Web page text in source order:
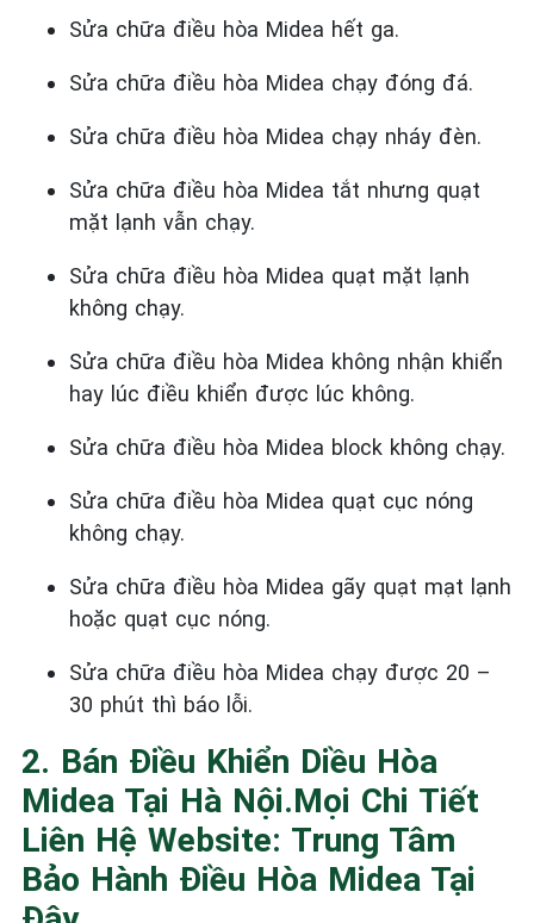
Sửa chữa điều hòa Midea hết ga.
Sửa chữa điều hòa Midea chạy đóng đá.
Sửa chữa điều hòa Midea chạy nháy đèn.
Sửa chữa điều hòa Midea tắt nhưng quạt
mặt lạnh vẫn chạy.
Sửa chữa điều hòa Midea quạt mặt lạnh
không chạy.
Sửa chữa điều hòa Midea không nhận khiển
hay lúc điều khiển được lúc không.
Sửa chữa điều hòa Midea block không chạy.
Sửa chữa điều hòa Midea quạt cục nóng
không chạy.
Sửa chữa điều hòa Midea gãy quạt mạt lạnh
hoặc quạt cục nóng.
Sửa chữa điều hòa Midea chạy được 20 –
30 phút thì báo lỗi.
2. Bán Điều Khiển Diều Hòa
Midea Tại Hà Nội.Mọi Chi Tiết
Liên Hệ Website: Trung Tâm
Bảo Hành Điều Hòa Midea Tại